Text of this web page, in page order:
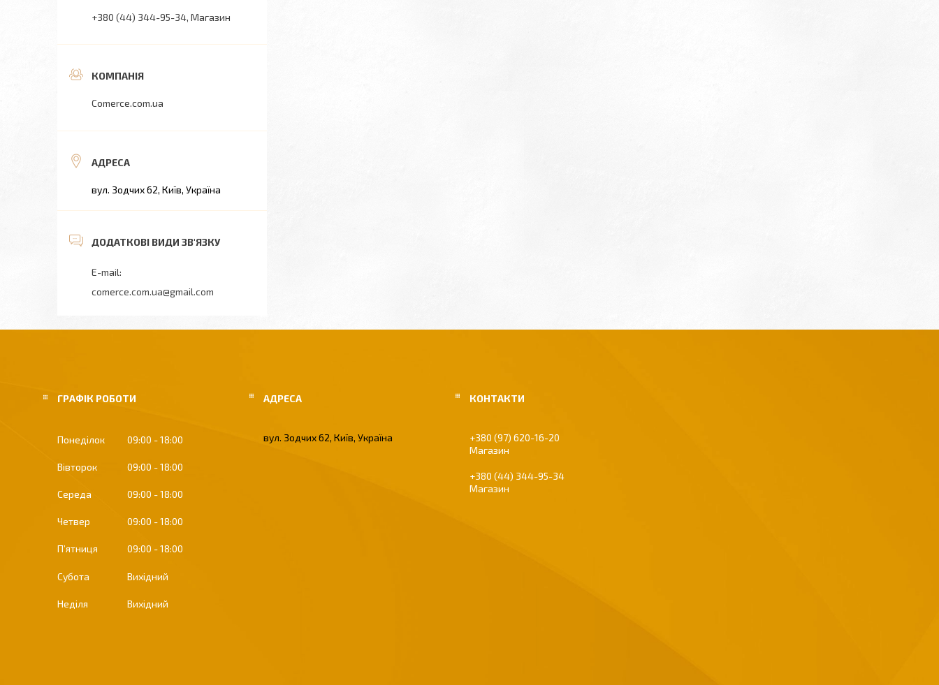
+380 (44) 344-95-34 Магазин
Comerce.com.ua
вул. Зодчих 62, Київ, Україна
comerce.com.ua@gmail.com
ГРАФІК РОБОТИ
Понеділок 09:00 18:00
Вівторок 09:00 18:00
Середа 09:00 18:00
Четвер 09:00 18:00
Пʼятниця 09:00 18:00
Субота Вихідний
Неділя Вихідний
вул. Зодчих 62, Київ, Україна
+380 (97) 620-16-20
Магазин
+380 (44) 344-95-34
Магазин